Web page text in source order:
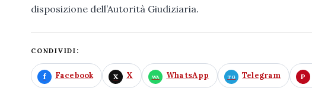
disposizione dell’Autorità Giudiziaria.
CONDIVIDI:
Facebook X WhatsApp Telegram